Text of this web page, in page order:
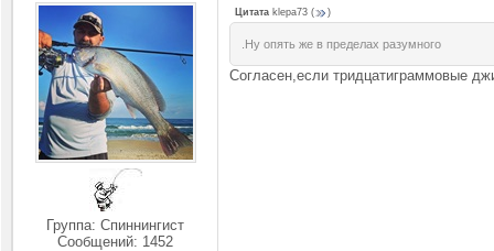
Группа: Спиннингист
Сообщений: 1452
Цитата klepa73 ( )
.Ну опять же в пределах разумного
Согласен,если тридцатиграммовые